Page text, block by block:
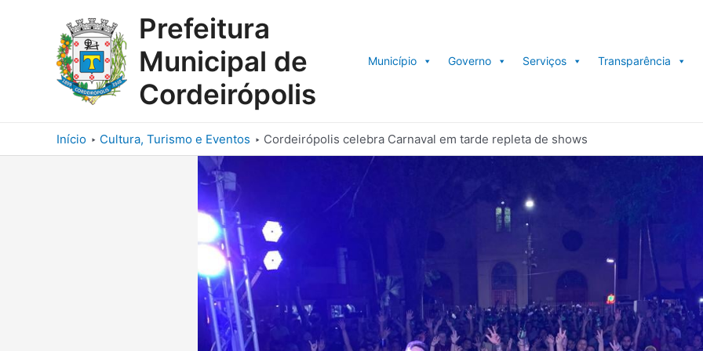
Prefeitura
Municipal de
Cordeirópolis
Município Governo Serviços Transparência
Início Cultura, Turismo e Eventos Cordeirópolis celebra Carnaval em tarde repleta de shows